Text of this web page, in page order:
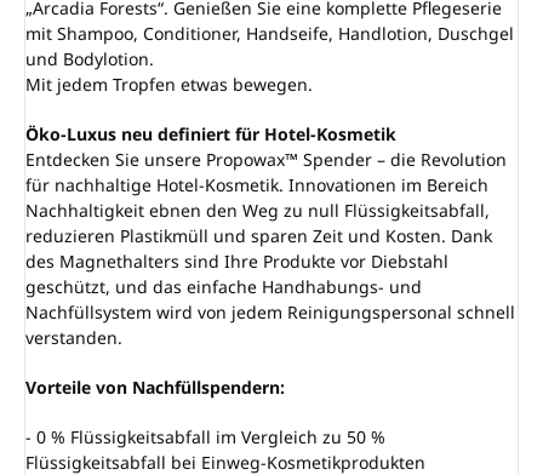
„Arcadia Forests“. Genießen Sie eine komplette Pflegeserie
mit Shampoo, Conditioner, Handseife, Handlotion, Duschgel
und Bodylotion.
Mit jedem Tropfen etwas bewegen.
Öko-Luxus neu definiert für Hotel-Kosmetik
Entdecken Sie unsere Propowax™ Spender – die Revolution
für nachhaltige Hotel-Kosmetik. Innovationen im Bereich
Nachhaltigkeit ebnen den Weg zu null Flüssigkeitsabfall,
reduzieren Plastikmüll und sparen Zeit und Kosten. Dank
des Magnethalters sind Ihre Produkte vor Diebstahl
geschützt, und das einfache Handhabungs- und
Nachfüllsystem wird von jedem Reinigungspersonal schnell
verstanden.
Vorteile von Nachfüllspendern:
- 0 % Flüssigkeitsabfall im Vergleich zu 50 %
Flüssigkeitsabfall bei Einweg-Kosmetikprodukten